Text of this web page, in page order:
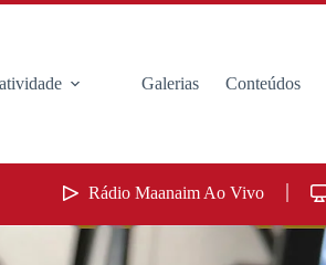
Galerias Conteúdos
Rádio Maanaim Ao Vivo